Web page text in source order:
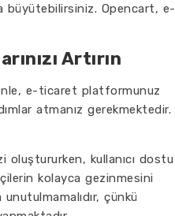
büyütebilirsiniz. Opencart, e-
Artırın
e-ticaret platformunuz
atmanız gerekmektedir.
oluştururken, kullanıcı dostu
kolayca gezinmesini
çünkü